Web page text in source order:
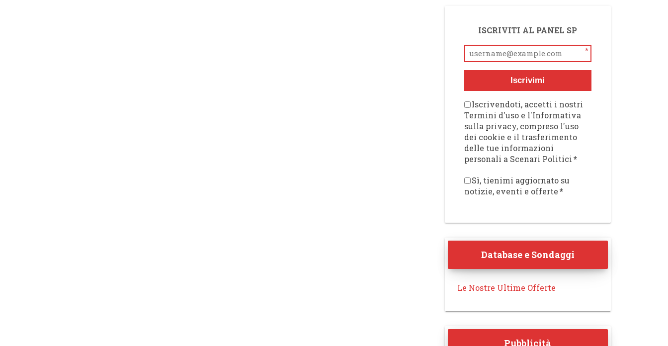
ISCRIVITI AL PANEL SP
*
Iscrivimi
Iscrivendoti, accetti i nostri
Termini d'uso e l'Informativa
sulla privacy, compreso l'uso
dei cookie e il trasferimento
delle tue informazioni
personali a Scenari Politici*
Sì, tienimi aggiornato su
notizie, eventi e offerte*
Database e Sondaggi
Le Nostre Ultime Offerte
Pubblicità